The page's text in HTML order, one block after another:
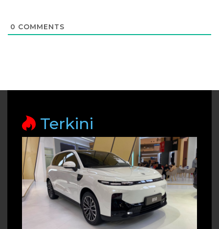
0 COMMENTS
Terkini